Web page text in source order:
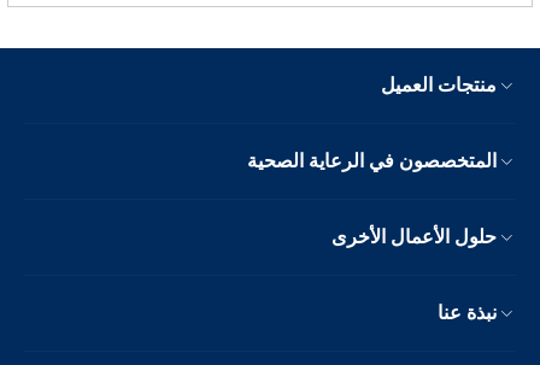
منتجات العميل
المتخصصون في الرعاية الصحية
حلول الأعمال الأخرى
نبذة عنا